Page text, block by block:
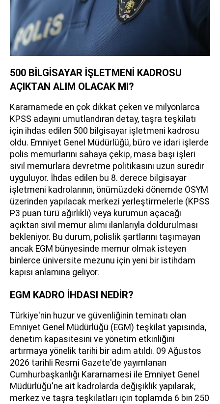
500 BİLGİSAYAR İŞLETMENİ KADROSU
AÇIKTAN ALIM OLACAK MI?
Kararnamede en çok dikkat çeken ve milyonlarca
KPSS adayını umutlandıran detay, taşra teşkilatı
için ihdas edilen 500 bilgisayar işletmeni kadrosu
oldu. Emniyet Genel Müdürlüğü, büro ve idari işlerde
polis memurlarını sahaya çekip, masa başı işleri
sivil memurlara devretme politikasını uzun süredir
uyguluyor. İhdas edilen bu 8. derece bilgisayar
işletmeni kadrolarının, önümüzdeki dönemde ÖSYM
üzerinden yapılacak merkezi yerleştirmelerle (KPSS
P3 puan türü ağırlıklı) veya kurumun açacağı
açıktan sivil memur alımı ilanlarıyla doldurulması
bekleniyor. Bu durum, polislik şartlarını taşımayan
ancak EGM bünyesinde memur olmak isteyen
binlerce üniversite mezunu için yeni bir istihdam
kapısı anlamına geliyor.
EGM KADRO İHDASI NEDİR?
Türkiye'nin huzur ve güvenliğinin teminatı olan
Emniyet Genel Müdürlüğü (EGM) teşkilat yapısında,
denetim kapasitesini ve yönetim etkinliğini
artırmaya yönelik tarihi bir adım atıldı. 09 Ağustos
2026 tarihli Resmi Gazete'de yayımlanan
Cumhurbaşkanlığı Kararnamesi ile Emniyet Genel
Müdürlüğü'ne ait kadrolarda değişiklik yapılarak,
merkez ve taşra teşkilatları için toplamda 6 bin 250